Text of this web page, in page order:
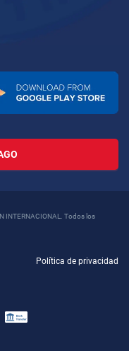
INTERNACIONAL. Todos los
Política de privacidad